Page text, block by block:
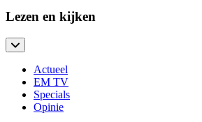
Lezen en kijken
Actueel
EM TV
Specials
Opinie